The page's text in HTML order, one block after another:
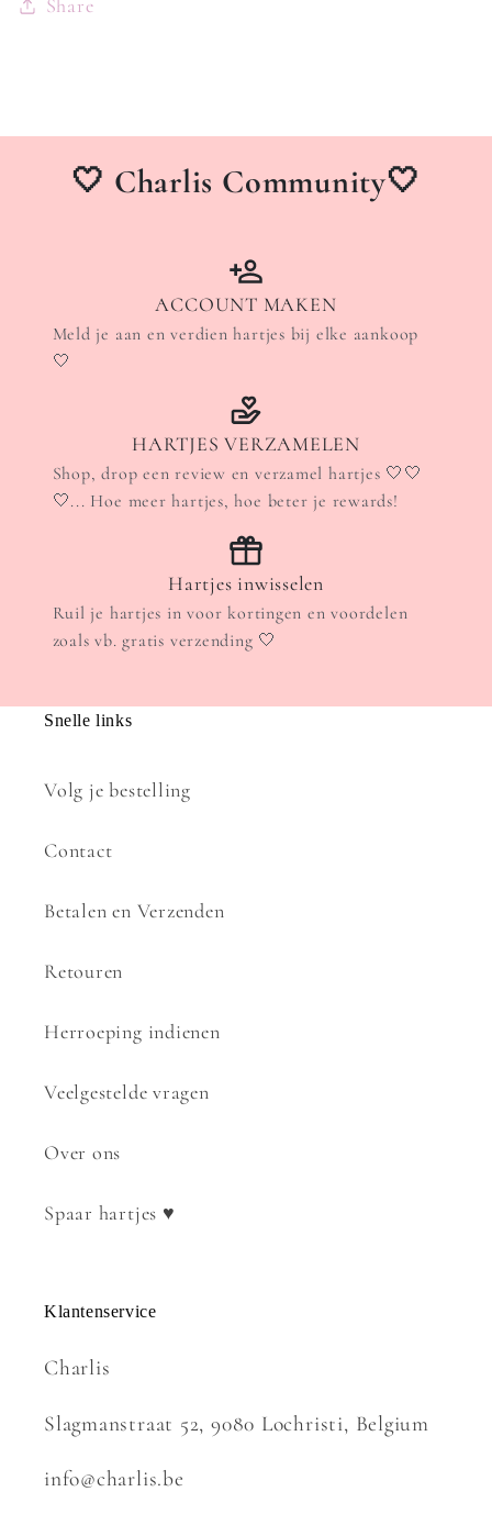
Share
🤍 Charlis Community🤍
ACCOUNT MAKEN
Meld je aan en verdien hartjes bij elke aankoop
🤍
HARTJES VERZAMELEN
Shop, drop een review en verzamel hartjes 🤍🤍
🤍... Hoe meer hartjes, hoe beter je rewards!
Hartjes inwisselen
Ruil je hartjes in voor kortingen en voordelen
zoals vb. gratis verzending 🤍
Snelle links
Volg je bestelling
Contact
Betalen en Verzenden
Retouren
Herroeping indienen
Veelgestelde vragen
Over ons
Spaar hartjes ♥
Klantenservice
Charlis
Slagmanstraat 52, 9080 Lochristi, Belgium
info@charlis.be